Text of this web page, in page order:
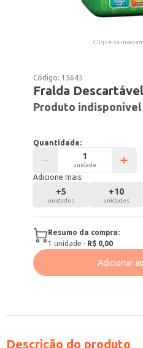
Clique na
Código: 15645
Fralda
Produto indisponível
Quantidade:
unidade
Adicione mais:
+5
unidades
+10
unidades
Resumo da compra:
1 unidade · R$ 0,00
Adicionar
Descrição do produto